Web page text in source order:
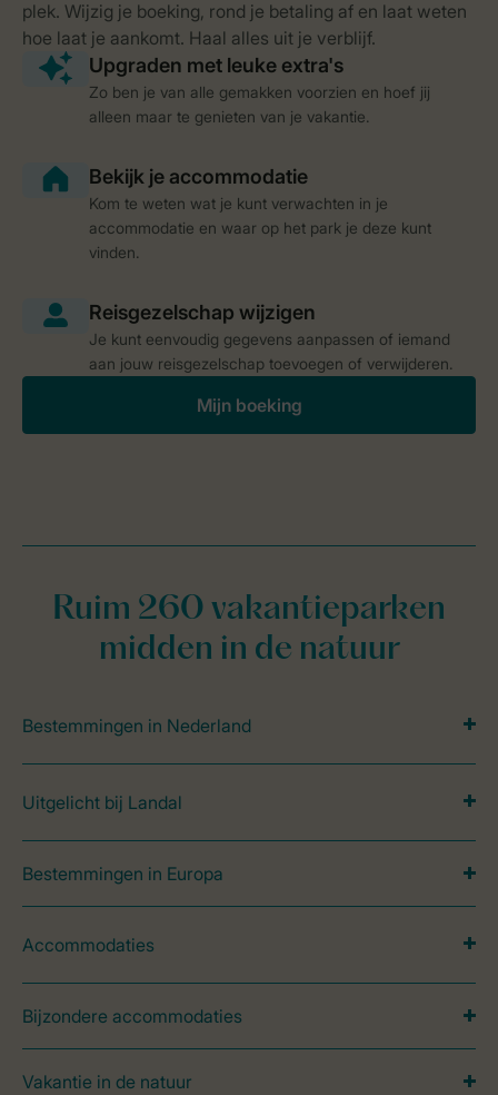
Zo ben je van alle gemakken voorzien en hoef jij
alleen maar te genieten van je vakantie.
Kom te weten wat je kunt verwachten in je
accommodatie en waar op het park je deze kunt
vinden.
Je kunt eenvoudig gegevens aanpassen of iemand
aan jouw reisgezelschap toevoegen of verwijderen.
Mijn boeking
Ruim 260 vakantieparken
midden in de natuur
Bestemmingen in Nederland
Uitgelicht bij Landal
Bestemmingen in Europa
Accommodaties
Bijzondere accommodaties
Vakantie in de natuur